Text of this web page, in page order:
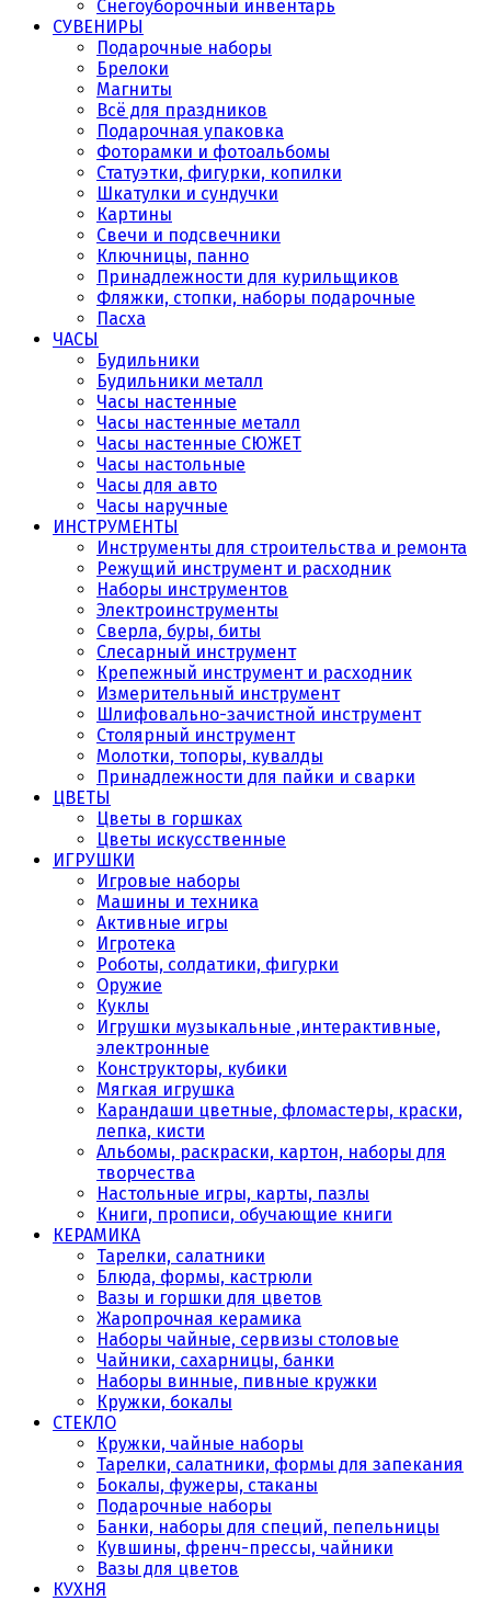
Снегоуборочный инвентарь
СУВЕНИРЫ
Подарочные наборы
Брелоки
Магниты
Всё для праздников
Подарочная упаковка
Фоторамки и фотоальбомы
Статуэтки, фигурки, копилки
Шкатулки и сундучки
Картины
Свечи и подсвечники
Ключницы, панно
Принадлежности для курильщиков
Фляжки, стопки, наборы подарочные
Пасха
ЧАСЫ
Будильники
Будильники металл
Часы настенные
Часы настенные металл
Часы настенные СЮЖЕТ
Часы настольные
Часы для авто
Часы наручные
ИНСТРУМЕНТЫ
Инструменты для строительства и ремонта
Режущий инструмент и расходник
Наборы инструментов
Электроинструменты
Сверла, буры, биты
Слесарный инструмент
Крепежный инструмент и расходник
Измерительный инструмент
Шлифовально-зачистной инструмент
Столярный инструмент
Молотки, топоры, кувалды
Принадлежности для пайки и сварки
ЦВЕТЫ
Цветы в горшках
Цветы искусственные
ИГРУШКИ
Игровые наборы
Машины и техника
Активные игры
Игротека
Роботы, солдатики, фигурки
Оружие
Куклы
Игрушки музыкальные ,интерактивные,
электронные
Конструкторы, кубики
Мягкая игрушка
Карандаши цветные, фломастеры, краски,
лепка, кисти
Альбомы, раскраски, картон, наборы для
творчества
Настольные игры, карты, пазлы
Книги, прописи, обучающие книги
КЕРАМИКА
Тарелки, салатники
Блюда, формы, кастрюли
Вазы и горшки для цветов
Жаропрочная керамика
Наборы чайные, сервизы столовые
Чайники, сахарницы, банки
Наборы винные, пивные кружки
Кружки, бокалы
СТЕКЛО
Кружки, чайные наборы
Тарелки, салатники, формы для запекания
Бокалы, фужеры, стаканы
Подарочные наборы
Банки, наборы для специй, пепельницы
Кувшины, френч-прессы, чайники
Вазы для цветов
КУХНЯ